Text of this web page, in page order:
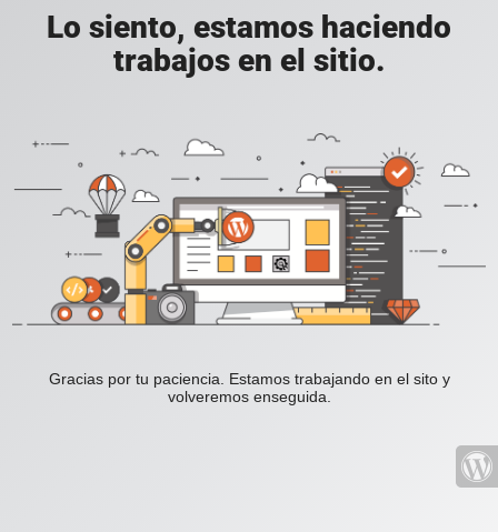
Lo siento, estamos haciendo
trabajos en el sitio.
Gracias por tu paciencia. Estamos trabajando en el sito y
volveremos enseguida.